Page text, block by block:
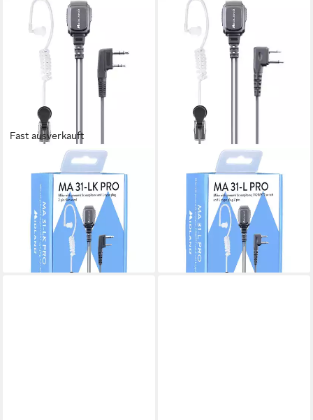
Fast ausverkauft
Funkgerät Midland
Headset/Sprechgarnitur MA
31-LK Pro Security Headset,
Kenwood
29,31 €
lieferbar - in 2-3 Werktagen bei dir
Funkgerät Midland
Headset/Sprechgarnitur MA
31-L Pro Security Headset
C1497
ab 26,73 €
lieferbar - in 2-3 Werktagen bei dir